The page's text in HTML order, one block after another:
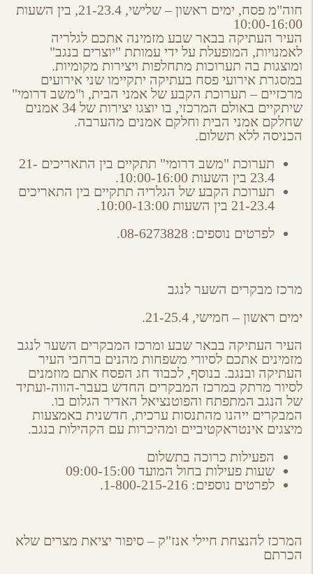
חוה"מ פסח, ימים ראשון – שלישי, 21-23.4, בין השעות
10:00-16:00
העיר העתיקה בבאר שבע מזמינה אתכם לגלריה
לאמנויות, המופעלת על ידי עמותת "יוצרים בנגב"
ומוצגות בה תערוכות מתחלפות ויצירות מקומיות.
במסגרת אירועי פסח בעתיקה יתקיימו שני אירועים
מרכזיים – תערוכת הקבע של אמני הבית, ו"משב דרומי"
שיתקיים באולם המרכזי, בו יוצגו יצירות של 34 אמנים
שחלקם אמני הבית וחלקם אמנים מהערבה.
הכניסה ללא תשלום.
תערוכת "משב דרומי" תתקיים בין התאריכים 21-
23.4 בין השעות 10:00-16:00.
תערוכת הקבע של הגלריה תתקיים בין התאריכים
21-23.4 בין השעות 10:00-13:00.
לפרטים נוספים: 08-6273828.
מרכז מבקרים השער לנגב
ימים ראשון – חמישי, 21-25.4.
העיר העתיקה בבאר שבע ומרכז המבקרים השער לנגב
מזמינים אתכם לסיורי משפחות מהנים ברחבי העיר
העתיקה ובנגב. בנוסף, לכבוד חג הפסח אתם מוזמנים
לסיור מרתק במרכז המבקרים החדש בעבר-הווה-ועתיד
של הנגב המתפתח והפוטנציאל האדיר הגלום בו.
המבקרים ייהנו מהתנסות ערכית, חדשנית באמצעות
מיצגים אינטראקטיביים ומהיכרות עם הקהילות בנגב.
הפעילות כרוכה בתשלום
שעות פעילות בחול המועד 09:00-15:00
לפרטים נוספים: 1-800-215-216.
המרכז להנצחת חיילי אנז"ק – סיפור יציאת מצרים שלא
הכרתם